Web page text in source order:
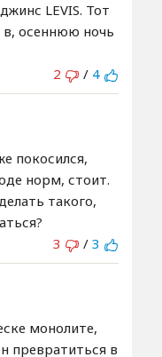
LEVIS. Тот
осеннюю ночь
2
/ 4
покосился,
норм, стоит.
такого,
3
/ 3
монолите,
превратиться в